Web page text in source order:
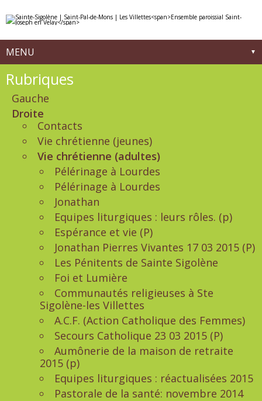
contenu.
la
MENU
Navigation
Rubriques
Gauche
Droite
Contacts
Vie chrétienne (jeunes)
Vie chrétienne (adultes)
Pélérinage à Lourdes
Pélérinage à Lourdes
Jonathan
Equipes liturgiques : leurs rôles. (p)
Espérance et vie (P)
Jonathan Pierres Vivantes 17 03 2015 (P)
Les Pénitents de Sainte Sigolène
Foi et Lumière
Communautés religieuses à Ste
Sigolène-les Villettes
A.C.F. (Action Catholique des Femmes)
Secours Catholique 23 03 2015 (P)
Aumônerie de la maison de retraite
2015 (p)
Equipes liturgiques : réactualisées 2015
Pastorale de la santé: novembre 2014